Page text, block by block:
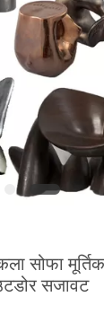
सोफा
सजावट